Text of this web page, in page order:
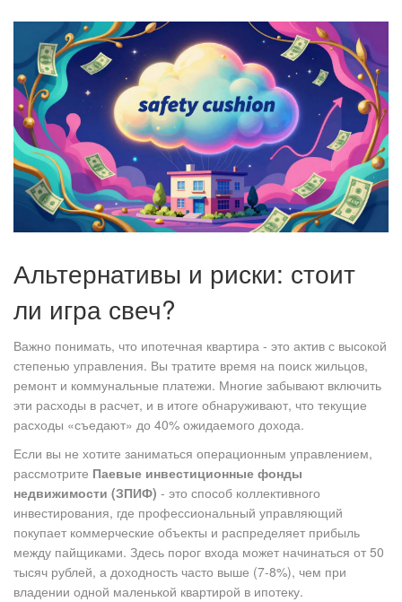
Альтернативы и риски: стоит
ли игра свеч?
Важно понимать, что ипотечная квартира - это актив с высокой
степенью управления. Вы тратите время на поиск жильцов,
ремонт и коммунальные платежи. Многие забывают включить
эти расходы в расчет, и в итоге обнаруживают, что текущие
расходы «съедают» до 40% ожидаемого дохода.
Если вы не хотите заниматься операционным управлением,
рассмотрите Паевые инвестиционные фонды
недвижимости (ЗПИФ) - это способ коллективного
инвестирования, где профессиональный управляющий
покупает коммерческие объекты и распределяет прибыль
между пайщиками. Здесь порог входа может начинаться от 50
тысяч рублей, а доходность часто выше (7-8%), чем при
владении одной маленькой квартирой в ипотеку.